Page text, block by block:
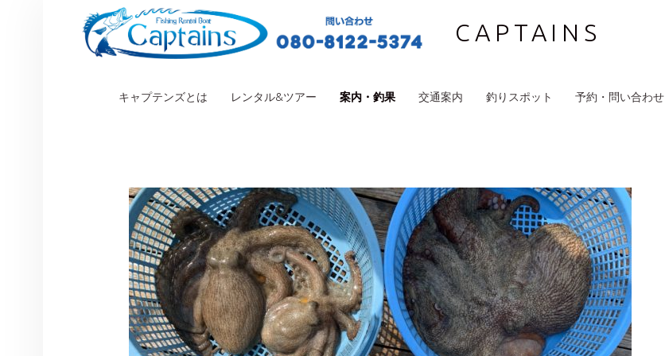
CAPTAINS
PRIMARY MENU
キャプテンズとは レンタル&ツアー 案内・釣果 交通案内 釣りスポット 予約・問い合わせ